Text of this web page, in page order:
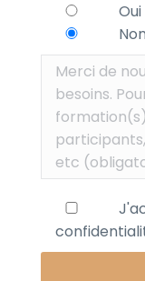
Oui
Non